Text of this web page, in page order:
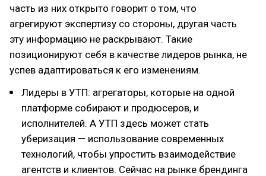
часть из них открыто говорит о том, что
агрегируют экспертизу со стороны, другая часть
эту информацию не раскрывают. Такие
позиционируют себя в качестве лидеров рынка, не
успев адаптироваться к его изменениям.
Лидеры в УТП: агрегаторы, которые на одной
платформе собирают и продюсеров, и
исполнителей. А УТП здесь может стать
уберизация — использование современных
технологий, чтобы упростить взаимодействие
агентств и клиентов. Сейчас на рынке брендинга